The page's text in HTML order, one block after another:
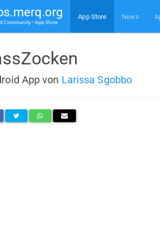
Community • App Store
App Store News
App von Larissa Sgobbo